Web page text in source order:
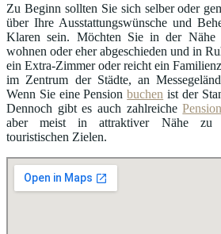
Zu Beginn sollten Sie sich selber oder
über Ihre Ausstattungswünsche und
Klaren sein. Möchten Sie in der Nähe
wohnen oder eher abgeschieden und in
ein Extra-Zimmer oder reicht ein
im Zentrum der Städte, an
Wenn Sie eine Pensionbuchen ist der
Dennoch gibt es auch zahlreiche
aber meist in attraktiver Nähe zu
touristischen Zielen.